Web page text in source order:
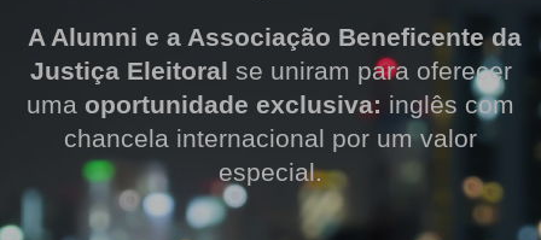
A Alumni e a Associação Beneficente da
Justiça Eleitoral se uniram para oferecer
uma oportunidade exclusiva: inglês com
chancela internacional por um valor
especial.